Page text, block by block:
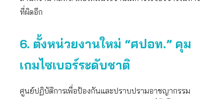
ที่ผิดอีก
6. ตั้งหน่วยงานใหม่ “ศปอท.” คุม
เกมไซเบอร์ระดับชาติ
ศูนย์ปฏิบัติการเพื่อป้องกันและปราบปรามอาชญากรรม